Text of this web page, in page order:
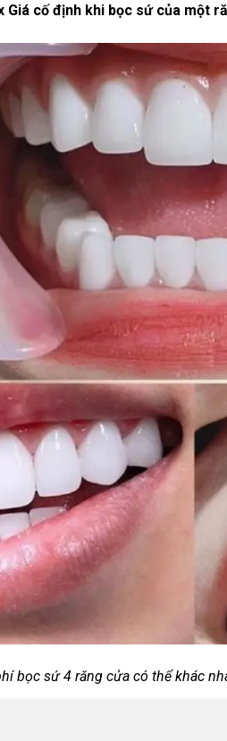
Giá cố định khi bọc sứ của một
bọc sứ 4 răng cửa có thể khác